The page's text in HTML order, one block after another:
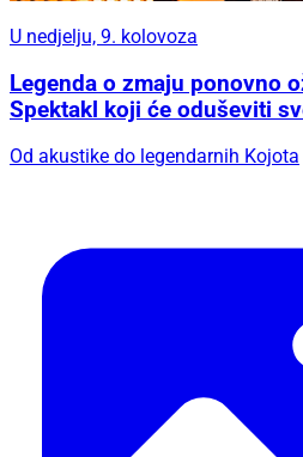
U nedjelju, 9. kolovoza
Legenda o zmaju ponovno
Spektakl koji će oduševiti
Od akustike do legendarnih Kojota